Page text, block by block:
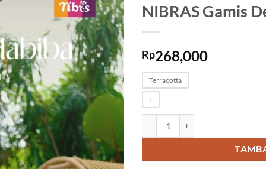
NIBRAS Gamis
Rp268,000
Terracotta
L